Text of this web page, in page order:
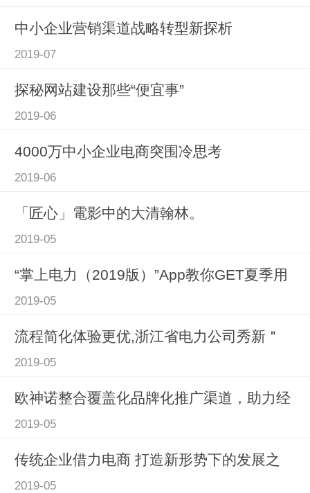
中小企业营销渠道战略转型新探析
2019-07
探秘网站建设那些“便宜事”
2019-06
4000万中小企业电商突围冷思考
2019-06
「匠心」電影中的大清翰林。
2019-05
“掌上电力（2019版）”App教你GET夏季用
2019-05
流程简化体验更优,浙江省电力公司秀新＂
2019-05
欧神诺整合覆盖化品牌化推广渠道，助力经
2019-05
传统企业借力电商 打造新形势下的发展之
2019-05